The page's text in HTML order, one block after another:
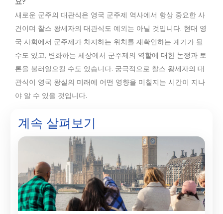
계속 살펴보기
새로운 군주의 대관식은 영국 군주제 역사에서 항상 중요한 사
건이며 찰스 왕세자의 대관식도 예외는 아닐 것입니다. 현대 영
국 사회에서 군주제가 차지하는 위치를 재확인하는 계기가 될
수도 있고, 변화하는 세상에서 군주제의 역할에 대한 논쟁과 토
론을 불러일으킬 수도 있습니다. 궁극적으로 찰스 왕세자의 대
관식이 영국 왕실의 미래에 어떤 영향을 미칠지는 시간이 지나
야 알 수 있을 것입니다.